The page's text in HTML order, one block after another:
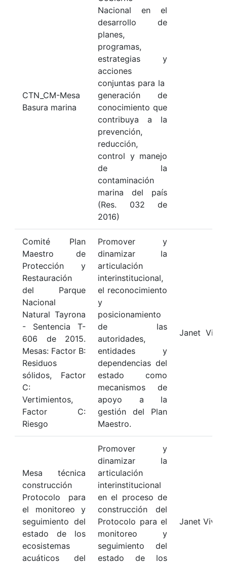
CTN_CM-Mesa
Basura marina
Nacional en el
desarrollo de
planes,
programas,
estrategias y
acciones
conjuntas para la
generación de
conocimiento que
contribuya a la
prevención,
reducción,
control y manejo
de la
contaminación
marina del país
(Res. 032 de
2016)
Comité Plan
Maestro de
Protección y
Restauración
del Parque
Nacional
Natural Tayrona
- Sentencia T-
606 de 2015.
Mesas: Factor B:
Residuos
sólidos, Factor
C:
Vertimientos,
Factor C:
Riesgo
Promover y
dinamizar la
articulación
interinstitucional,
el reconocimiento
y
posicionamiento
de las
autoridades,
entidades y
dependencias del
estado como
mecanismos de
apoyo a la
gestión del Plan
Maestro.
Janet
Mesa técnica
construcción
Protocolo para
el monitoreo y
seguimiento del
estado de los
ecosistemas
acuáticos del
Promover y
dinamizar la
articulación
interinstitucional
en el proceso de
construcción del
Protocolo para el
monitoreo y
seguimiento del
estado de los
Janet Vivas